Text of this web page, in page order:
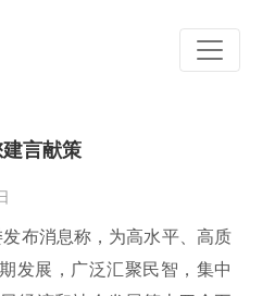
言献策
布消息称，为高水平、高质
发展，广泛汇聚民智，集中